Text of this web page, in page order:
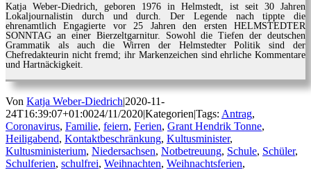
Katja Weber-Diedrich, geboren 1976 in Helmstedt, ist seit 30 Jahren
Lokaljournalistin durch und durch. Der Legende nach tippte die
ehrenamtlich Engagierte vor 25 Jahren den ersten HELMSTEDTER
SONNTAG an einer Bierzeltgarnitur. Sowohl die Tiefen der deutschen
Grammatik als auch die Wirren der Helmstedter Politik sind der
Chefredakteurin nicht fremd; ihr Markenzeichen sind ehrliche Kommentare
und Hartnäckigkeit.
Von Katja Weber-Diedrich|2020-11-
24T16:39:07+01:0024/11/2020|Kategorien|Tags: Antrag,
Coronavirus, Familie, feiern, Ferien, Grant Hendrik Tonne,
Heiligabend, Kontaktbeschränkung, Kultusminister,
Kultusministerium, Niedersachsen, Notbetreuung, Schule, Schüler,
Schulferien, schulfrei, Weihnachten, Weihnachtsferien,